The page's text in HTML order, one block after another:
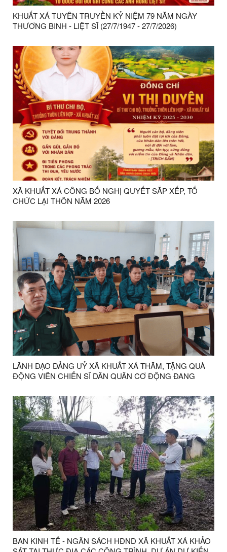
KHUẤT XÁ TUYÊN TRUYỀN KỶ NIỆM 79 NĂM NGÀY
THƯƠNG BINH - LIỆT SĨ (27/7/1947 - 27/7/2026)
XÃ KHUẤT XÁ CÔNG BỐ NGHỊ QUYẾT SẮP XẾP, TỔ
CHỨC LẠI THÔN NĂM 2026
LÃNH ĐẠO ĐẢNG UỶ XÃ KHUẤT XÁ THĂM, TẶNG QUÀ
ĐỘNG VIÊN CHIẾN SĨ DÂN QUÂN CƠ ĐỘNG ĐANG
BAN KINH TẾ - NGÂN SÁCH HĐND XÃ KHUẤT XÁ KHẢO